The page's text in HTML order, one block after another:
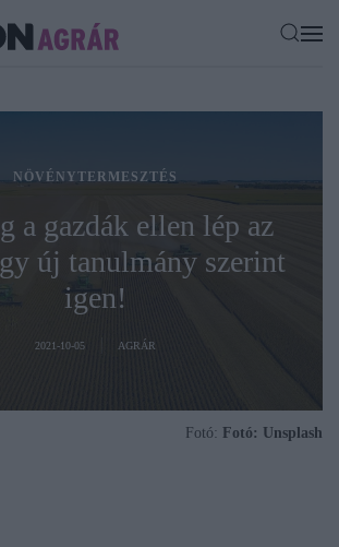
NÖVÉNYTERMESZTÉS
a gazdák ellen lép az
új tanulmány szerint
igen!
2021-10-05 AGRÁR
Fotó: Fotó: Unsplash